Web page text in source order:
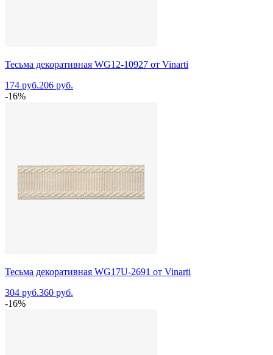
Тесьма декоративная WG12-10927 от Vinarti
174 руб.206 руб.
-16%
Тесьма декоративная WG17U-2691 от Vinarti
304 руб.360 руб.
-16%